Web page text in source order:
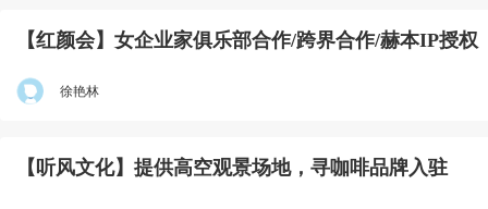
【红颜会】女企业家俱乐部合作/跨界合作/赫本IP授权
徐艳林
【听风文化】提供高空观景场地，寻咖啡品牌入驻